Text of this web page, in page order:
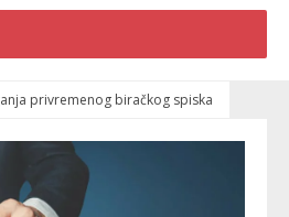
privremenog biračkog spiska